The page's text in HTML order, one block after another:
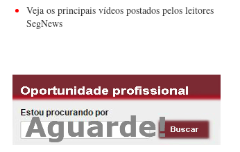
Veja os principais vídeos postados pelos leitores
SegNews